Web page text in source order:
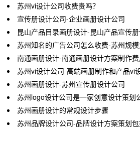
​苏州vi设计公司收费贵吗？
宣传册设计公司-企业画册设计公司
昆山产品目录画册设计-昆山产品宣传
苏州知名的广告公司怎么收费-苏州规
南通画册设计-南通画册设计方案制作
苏州vi设计公司-高端画册制作和产品vi
苏州画册设计-苏州宣传册设计公司
苏州logo设计公司是一家创意设计策划
苏州画册设计的常规设计步骤
苏州品牌设计公司-品牌设计方案策划